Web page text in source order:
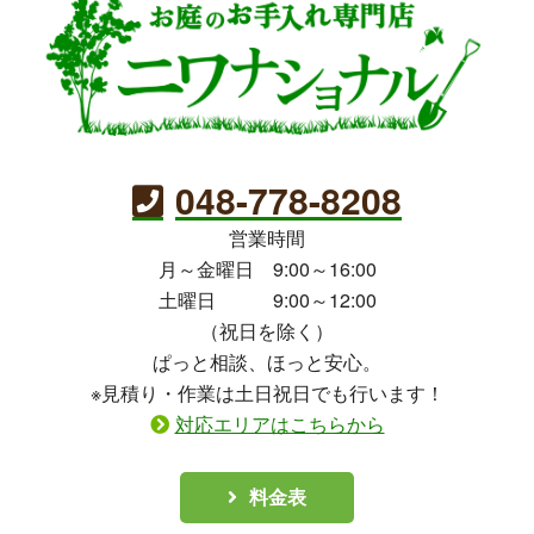
048-778-8208
営業時間
月～金曜日 9:00～16:00
土曜日 9:00～12:00
（祝日を除く）
ぱっと相談、ほっと安心。
※見積り・作業は土日祝日でも行います！
対応エリアはこちらから
料金表